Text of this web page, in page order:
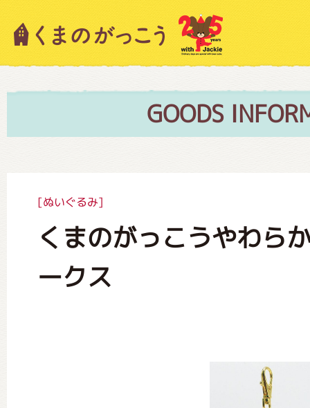
GOODS
[ぬいぐるみ]
くまのがっこうやわら
ークス
キャラクター紹介
絵本・作家紹介